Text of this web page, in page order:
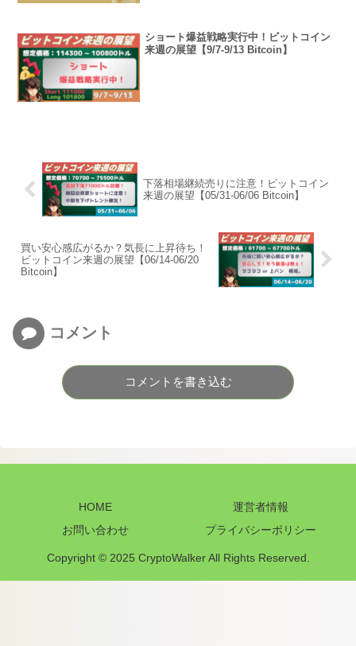
ショート爆益戦略実行中！ビットコイン
来週の展望【9/7-9/13 Bitcoin】
下落相場継続売りに注意！ビットコイン
来週の展望【05/31-06/06 Bitcoin】
買い安心感広がるか？気長に上昇待ち！
ビットコイン来週の展望【06/14-06/20
Bitcoin】
コメント
コメントを書き込む
HOME
運営者情報
お問い合わせ
プライバシーポリシー
Copyright © 2025 CryptoWalker All Rights Reserved.